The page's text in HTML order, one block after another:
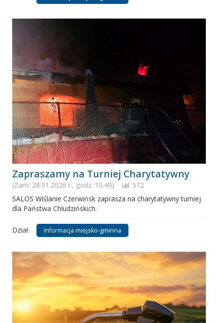
Zapraszamy na Turniej Charytatywny
(Zam: 28.01.2026 r., godz. 10.49)
572
SALOS Wiślanie Czerwińsk zaprasza na charytatywny turniej
dla Państwa Chludzińskich.
Dział: Informacja miejsko-gminna